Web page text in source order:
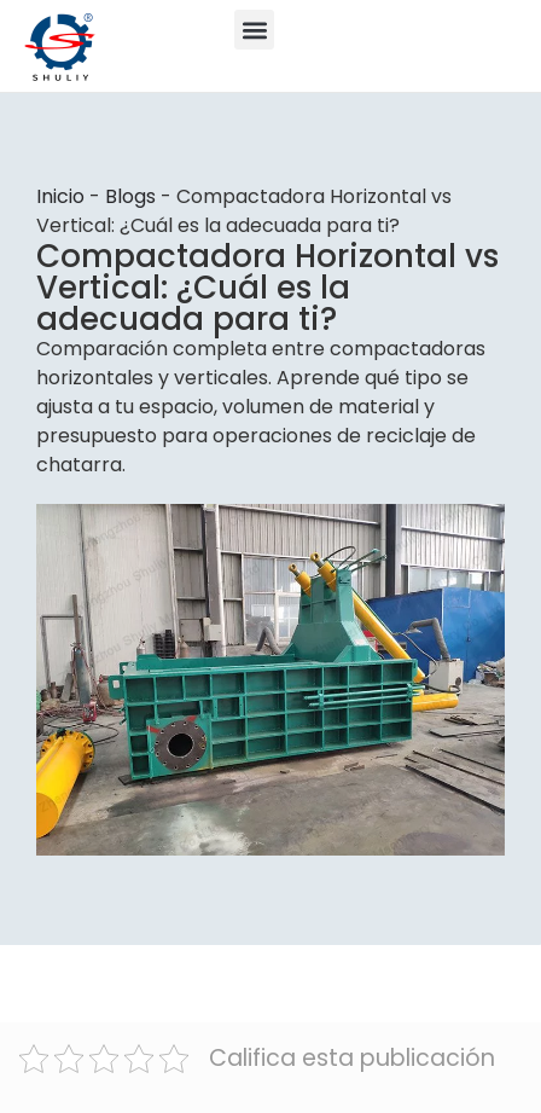
Inicio - Blogs - Compactadora Horizontal vs
Vertical: ¿Cuál es la adecuada para ti?
Compactadora Horizontal vs
Vertical: ¿Cuál es la
adecuada para ti?
Comparación completa entre compactadoras
horizontales y verticales. Aprende qué tipo se
ajusta a tu espacio, volumen de material y
presupuesto para operaciones de reciclaje de
chatarra.
Califica esta publicación